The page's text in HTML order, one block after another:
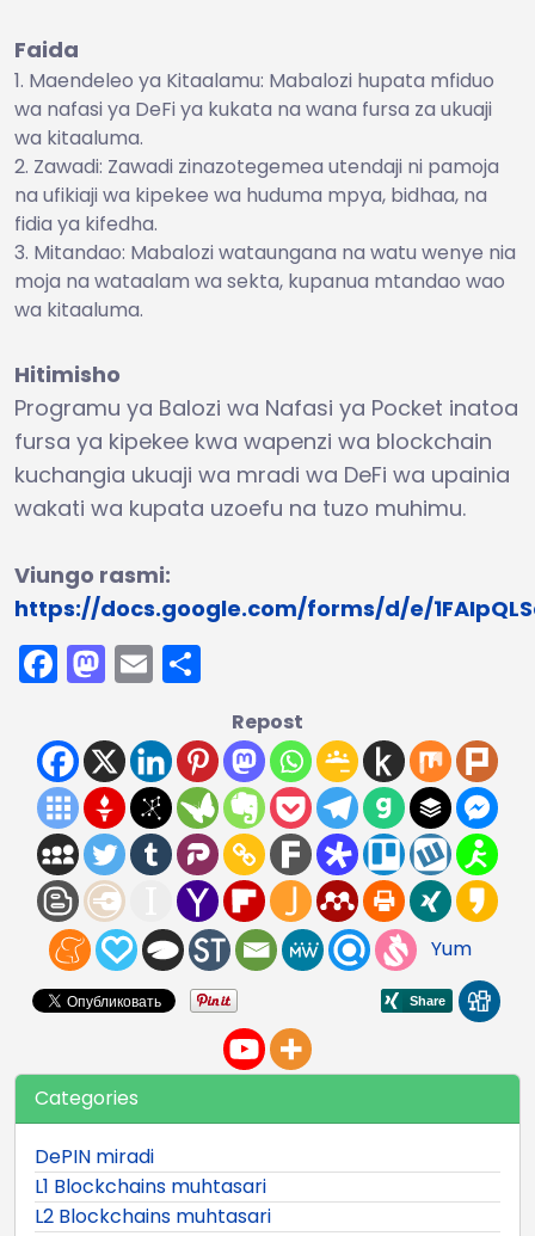
Faida
Maendeleo ya Kitaalamu: Mabalozi hupata mfiduo
wa nafasi ya DeFi ya kukata na wana fursa za ukuaji
wa kitaaluma.
Zawadi: Zawadi zinazotegemea utendaji ni pamoja
na ufikiaji wa kipekee wa huduma mpya, bidhaa, na
fidia ya kifedha.
Mitandao: Mabalozi wataungana na watu wenye nia
moja na wataalam wa sekta, kupanua mtandao wao
wa kitaaluma.
Hitimisho
Programu ya Balozi wa Nafasi ya Pocket inatoa
fursa ya kipekee kwa wapenzi wa blockchain
kuchangia ukuaji wa mradi wa DeFi wa upainia
wakati wa kupata uzoefu na tuzo muhimu.
Viungo rasmi:
https://docs.google.com/forms/d/e/
Facebook
Mastodon
Email
Repost
Yum
Categories
DePIN miradi
L1 Blockchains muhtasari
L2 Blockchains muhtasari